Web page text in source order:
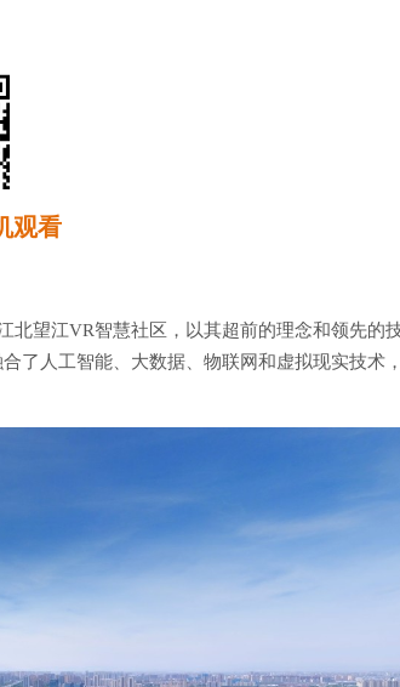
观看
望江VR智慧社区，以其超前的理念和领先的
了人工智能、大数据、物联网和虚拟现实技术